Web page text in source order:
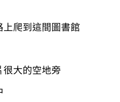
爬到這間圖書館
很大的空地旁